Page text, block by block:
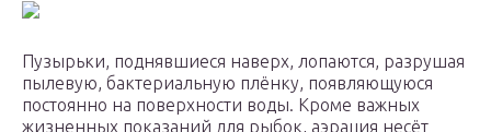
Пузырьки, поднявшиеся наверх, лопаются, разрушая
пылевую, бактериальную плёнку, появляющуюся
постоянно на поверхности воды. Кроме важных
жизненных показаний для рыбок, аэрация несёт